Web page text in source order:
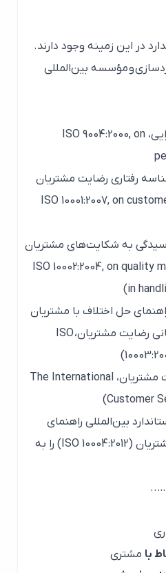
این زمینه وجود دارند.
و مؤسسه بین‌المللی
ISO 9004:2000, on
شناسه رفتاری رضایت مشتریان
ISO 10001:2007, on
رسیدگی به شکایت‌های مشتریان
ISO 10002:2004, on
in
)
راهنمای حل اختلاف با مشتریان
مشتریان،ISO
)
The International
)
بین‌المللی راهنمای
سنجش و پایش رضایت مشتریان (ISO 10004:2012) را به
مشتری